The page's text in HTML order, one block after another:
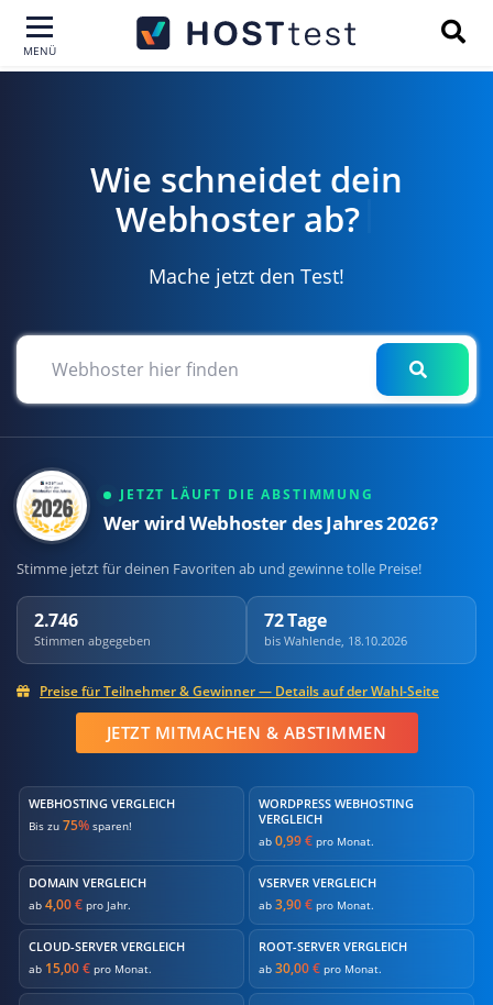
MENÜ
Wie schneidet dein
Webhoster ab?|
Mache jetzt den Test!
JETZT LÄUFT DIE ABSTIMMUNG
Wer wird Webhoster des Jahres 2026?
Stimme jetzt für deinen Favoriten ab und gewinne tolle Preise!
2.746
Stimmen abgegeben
72 Tage
bis Wahlende, 18.10.2026
Preise für Teilnehmer & Gewinner — Details auf der Wahl-Seite
JETZT MITMACHEN & ABSTIMMEN
WEBHOSTING VERGLEICH
Bis zu 75% sparen!
WORDPRESS WEBHOSTING
VERGLEICH
ab 0,99 € pro Monat.
DOMAIN VERGLEICH
ab 4,00 € pro Jahr.
VSERVER VERGLEICH
ab 3,90 € pro Monat.
CLOUD-SERVER VERGLEICH
ab 15,00 € pro Monat.
ROOT-SERVER VERGLEICH
ab 30,00 € pro Monat.